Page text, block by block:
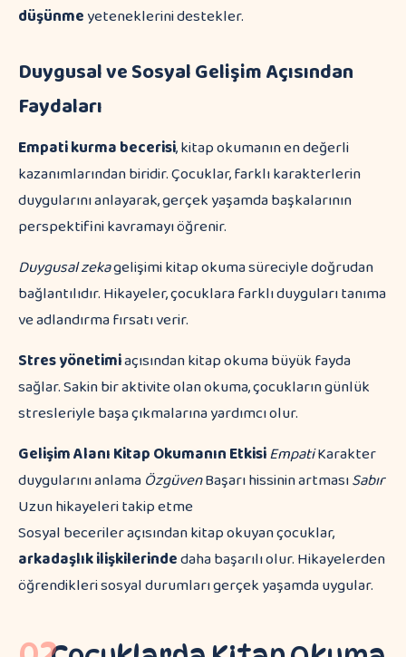
düşünmeyeteneklerini destekler.
Duygusal ve Sosyal Gelişim Açısından
Faydaları
Empati kurma becerisi, kitap okumanın en değerli
kazanımlarından biridir. Çocuklar, farklı karakterlerin
duygularını anlayarak, gerçek yaşamda başkalarının
perspektifini kavramayı öğrenir.
Duygusal zekagelişimi kitap okuma süreciyle doğrudan
bağlantılıdır. Hikayeler, çocuklara farklı duyguları tanıma
ve adlandırma fırsatı verir.
Stres yönetimiaçısından kitap okuma büyük fayda
sağlar. Sakin bir aktivite olan okuma, çocukların günlük
stresleriyle başa çıkmalarına yardımcı olur.
Gelişim AlanıKitap Okumanın EtkisiEmpatiKarakter
duygularını anlama ÖzgüvenBaşarı hissinin artmasıSabır
Uzun hikayeleri takip etme
Sosyal beceriler açısından kitap okuyan çocuklar,
arkadaşlık ilişkilerindedaha başarılı olur. Hikayelerden
öğrendikleri sosyal durumları gerçek yaşamda uygular.